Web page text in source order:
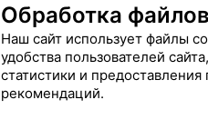
Афиша
Обработка
Наш сайт использует файлы
удобства пользователей
статистики и
рекомендаций.